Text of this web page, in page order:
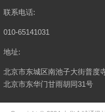
联系电话:
010-65141031
地址:
北京市东城区南池子大街普度
北京市东华门甘雨胡同31号